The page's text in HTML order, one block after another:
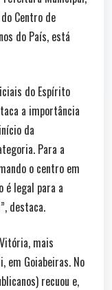
Centro de
do País, está
do Espírito
a importância
da
Para a
o centro em
é legal para a
destaca.
mais
em Goiabeiras. No
recuou e,